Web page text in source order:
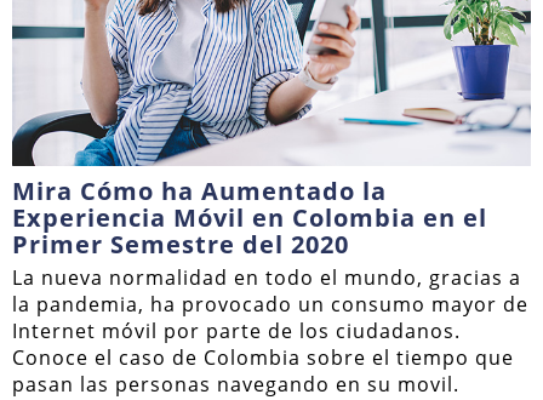
Mira Cómo ha Aumentado la
Experiencia Móvil en Colombia en el
Primer Semestre del 2020
La nueva normalidad en todo el mundo, gracias a
la pandemia, ha provocado un consumo mayor de
Internet móvil por parte de los ciudadanos.
Conoce el caso de Colombia sobre el tiempo que
pasan las personas navegando en su movil.